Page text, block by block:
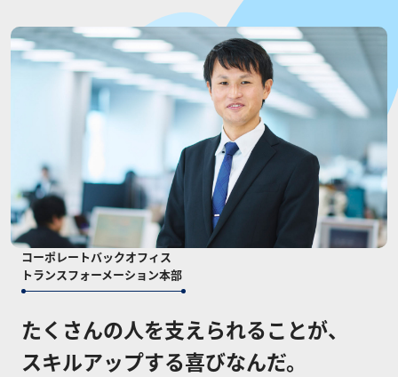
コーポレートバックオフィス
トランスフォーメーション本部
たくさんの人を支えられることが、
スキルアップする喜びなんだ。